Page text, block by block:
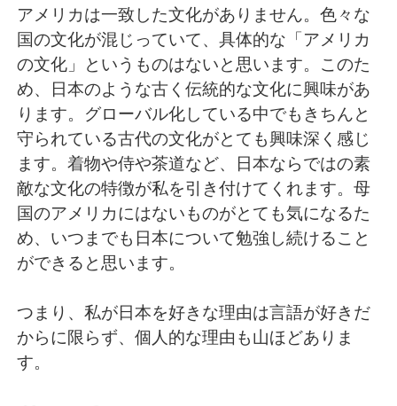
アメリカは一致した文化がありません。色々な
国の文化が混じっていて、具体的な「アメリカ
の文化」というものはないと思います。このた
め、日本のような古く伝統的な文化に興味があ
ります。グローバル化している中でもきちんと
守られている古代の文化がとても興味深く感じ
ます。着物や侍や茶道など、日本ならではの素
敵な文化の特徴が私を引き付けてくれます。母
国のアメリカにはないものがとても気になるた
め、いつまでも日本について勉強し続けること
ができると思います。
つまり、私が日本を好きな理由は言語が好きだ
からに限らず、個人的な理由も山ほどありま
す。